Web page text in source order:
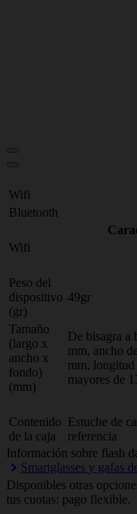
Wifi
Bluetooth
Wifi
Peso del
dispositivo
(gr)
49gr
Tamaño
(largo x
ancho x
fondo)
(mm)
De bisagra a
mm, ancho
mm, longitud
mayores de
Contenido
de la caja
Estuche de
referencia
Información sobre flash
Smartglasses y gafas
Disponibles otras
tus cuotas: pago flexible.